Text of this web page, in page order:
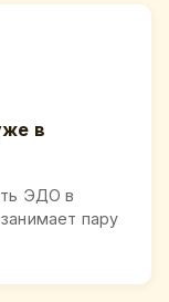
в
ЭДО в
пару